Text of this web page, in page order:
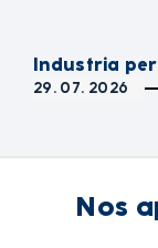
Industria
29. 07. 2026
Nos